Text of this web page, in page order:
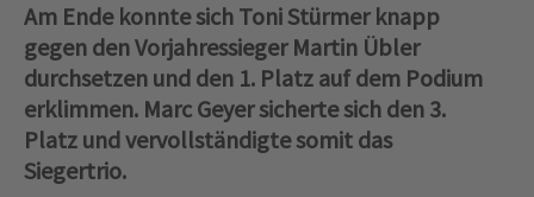
Am Ende konnte sich Toni Stürmer knapp
gegen den Vorjahressieger Martin Übler
durchsetzen und den 1. Platz auf dem Podium
erklimmen. Marc Geyer sicherte sich den 3.
Platz und vervollständigte somit das
Siegertrio.